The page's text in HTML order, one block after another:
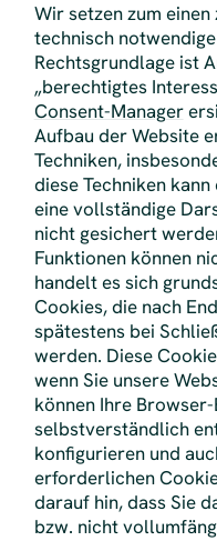
Wir setzen zum
technisch
Rechtsgrundlage ist
„berechtigtes
Consent-Manager
Aufbau der Website
Techniken,
diese Techniken
eine vollständige
nicht gesichert
Funktionen können
handelt es sich
Cookies, die nach
spätestens bei
werden. Diese
wenn Sie unsere
können Ihre
selbstverständlich
konfigurieren und
erforderlichen
darauf hin, dass Sie
bzw. nicht